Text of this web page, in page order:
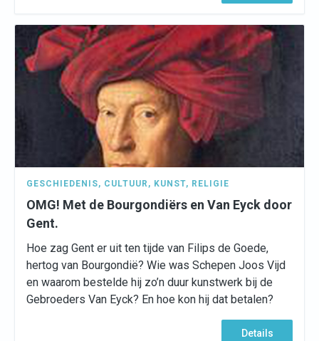
GESCHIEDENIS, CULTUUR , KUNST, RELIGIE
OMG! Met de Bourgondiërs en Van Eyck door
Gent.
Hoe zag Gent er uit ten tijde van Filips de Goede,
hertog van Bourgondië? Wie was Schepen Joos Vijd
en waarom bestelde hij zo’n duur kunstwerk bij de
Gebroeders Van Eyck? En hoe kon hij dat betalen?
Details